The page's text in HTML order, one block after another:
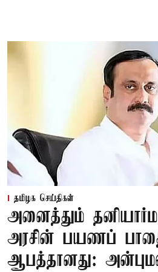
தமிழக செய்திகள்
அனைத்தும்
அரசின் பயணப்
ஆபத்தானது: